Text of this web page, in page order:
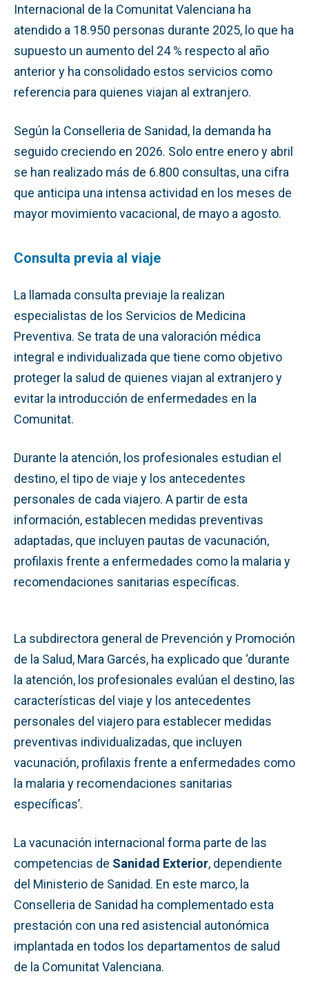
Internacional de la Comunitat Valenciana ha
atendido a 18.950 personas durante 2025, lo que ha
supuesto un aumento del 24 % respecto al año
anterior y ha consolidado estos servicios como
referencia para quienes viajan al extranjero.
Según la Conselleria de Sanidad, la demanda ha
seguido creciendo en 2026. Solo entre enero y abril
se han realizado más de 6.800 consultas, una cifra
que anticipa una intensa actividad en los meses de
mayor movimiento vacacional, de mayo a agosto.
Consulta previa al viaje
La llamada consulta previaje la realizan
especialistas de los Servicios de Medicina
Preventiva. Se trata de una valoración médica
integral e individualizada que tiene como objetivo
proteger la salud de quienes viajan al extranjero y
evitar la introducción de enfermedades en la
Comunitat.
Durante la atención, los profesionales estudian el
destino, el tipo de viaje y los antecedentes
personales de cada viajero. A partir de esta
información, establecen medidas preventivas
adaptadas, que incluyen pautas de vacunación,
profilaxis frente a enfermedades como la malaria y
recomendaciones sanitarias específicas.
La subdirectora general de Prevención y Promoción
de la Salud, Mara Garcés, ha explicado que ‘durante
la atención, los profesionales evalúan el destino, las
características del viaje y los antecedentes
personales del viajero para establecer medidas
preventivas individualizadas, que incluyen
vacunación, profilaxis frente a enfermedades como
la malaria y recomendaciones sanitarias
específicas’.
La vacunación internacional forma parte de las
competencias de Sanidad Exterior, dependiente
del Ministerio de Sanidad. En este marco, la
Conselleria de Sanidad ha complementado esta
prestación con una red asistencial autonómica
implantada en todos los departamentos de salud
de la Comunitat Valenciana.